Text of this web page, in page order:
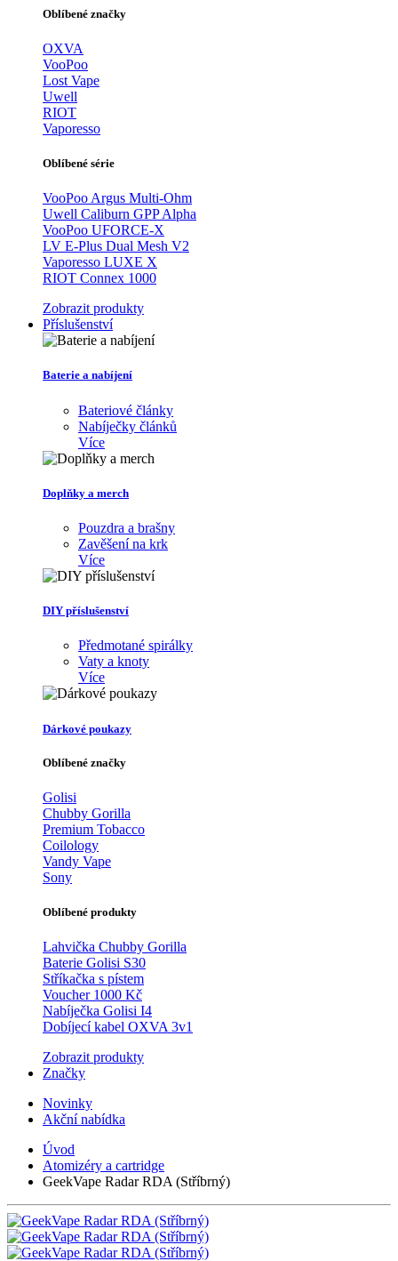
Oblíbené značky
OXVA
VooPoo
Lost Vape
Uwell
RIOT
Vaporesso
Oblíbené série
VooPoo Argus Multi-Ohm
Uwell Caliburn GPP Alpha
VooPoo UFORCE-X
LV E-Plus Dual Mesh V2
Vaporesso LUXE X
RIOT Connex 1000
Zobrazit produkty
Příslušenství
Baterie a nabíjení
Bateriové články
Nabíječky článků
Více
Doplňky a merch
Pouzdra a brašny
Zavěšení na krk
Více
DIY příslušenství
Předmotané spirálky
Vaty a knoty
Více
Dárkové poukazy
Oblíbené značky
Golisi
Chubby Gorilla
Premium Tobacco
Coilology
Vandy Vape
Sony
Oblíbené produkty
Lahvička Chubby Gorilla
Baterie Golisi S30
Stříkačka s pístem
Voucher 1000 Kč
Nabíječka Golisi I4
Dobíjecí kabel OXVA 3v1
Zobrazit produkty
Značky
Novinky
Akční nabídka
Úvod
Atomizéry a cartridge
GeekVape Radar RDA (Stříbrný)